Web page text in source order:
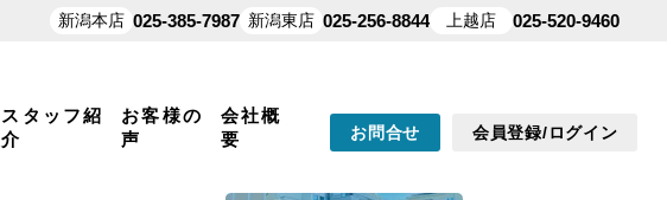
スタッフ紹
介
お客様の
声
会社概
要
お問合せ 会員登録/ログイン
新潟本店 025-385-7987 新潟東店 025-256-8844 上越店 025-520-9460